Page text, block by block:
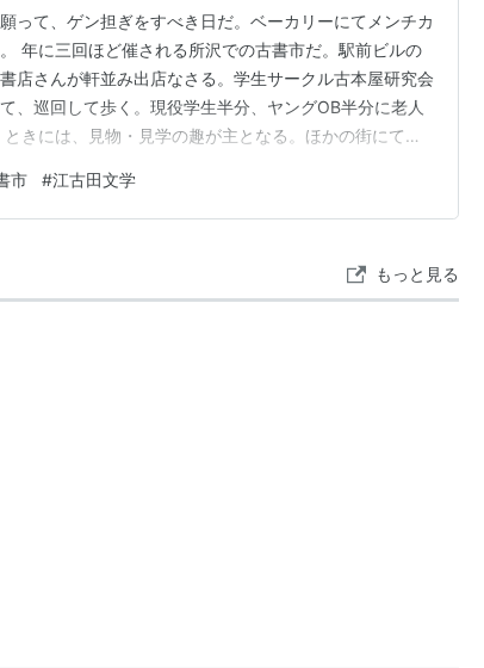
って、ゲン担ぎをすべき日だ。ベーカリーにてメンチカ
年に三回ほど催される所沢での古書市だ。駅前ビルの
店さんが軒並み出店なさる。学生サークル古本屋研究会
、巡回して歩く。現役学生半分、ヤングOB半分に老人
きには、見物・見学の趣が主となる。ほかの街にて古
ように広い会場での古書市の場合には、本探しと買物に
も断捨離を考えねばならぬ…
市 #江古田文学
もっと見る